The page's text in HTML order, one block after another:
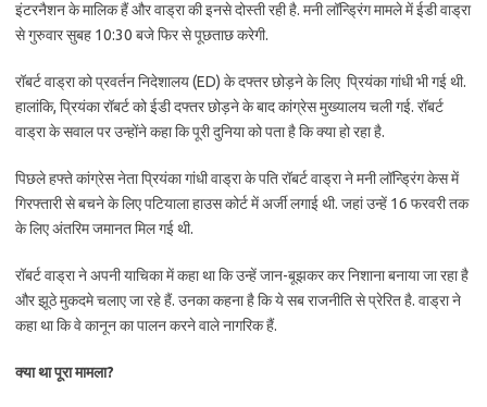
इंटरनैशन के मालिक हैं और वाड्रा की इनसे दोस्ती रही है. मनी लॉन्ड्रिंग मामले में ईडी वाड्रा
से गुरुवार सुबह 10:30 बजे फिर से पूछताछ करेगी.
रॉबर्ट वाड्रा को प्रवर्तन निदेशालय (ED) के दफ्तर छोड़ने के लिए प्रियंका गांधी भी गई थी.
हालांकि, प्रियंका रॉबर्ट को ईडी दफ्तर छोड़ने के बाद कांग्रेस मुख्यालय चली गई. रॉबर्ट
वाड्रा के सवाल पर उन्होंने कहा कि पूरी दुनिया को पता है कि क्या हो रहा है.
पिछले हफ्ते कांग्रेस नेता प्रियंका गांधी वाड्रा के पति रॉबर्ट वाड्रा ने मनी लॉन्ड्रिंग केस में
गिरफ्तारी से बचने के लिए पटियाला हाउस कोर्ट में अर्जी लगाई थी. जहां उन्हें 16 फरवरी तक
के लिए अंतरिम जमानत मिल गई थी.
रॉबर्ट वाड्रा ने अपनी याचिका में कहा था कि उन्हें जान-बूझकर कर निशाना बनाया जा रहा है
और झूठे मुकदमे चलाए जा रहे हैं. उनका कहना है कि ये सब राजनीति से प्रेरित है. वाड्रा ने
कहा था कि वे कानून का पालन करने वाले नागरिक हैं.
क्या था पूरा मामला?